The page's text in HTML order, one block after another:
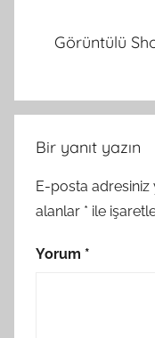
Görüntülü
Bir yanıt yazın
E-posta adresiniz
alanlar * ile
Yorum *